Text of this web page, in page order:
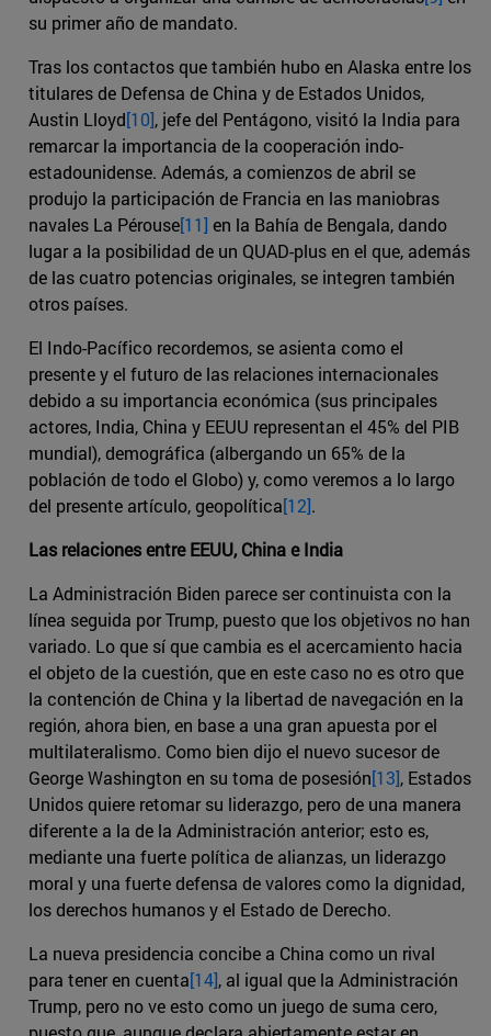
su primer año de mandato.
Tras los contactos que también hubo en Alaska entre los
titulares de Defensa de China y de Estados Unidos,
Austin Lloyd[10], jefe del Pentágono, visitó la India para
remarcar la importancia de la cooperación indo-
estadounidense. Además, a comienzos de abril se
produjo la participación de Francia en las maniobras
navales La Pérouse[11] en la Bahía de Bengala, dando
lugar a la posibilidad de un QUAD-plus en el que, además
de las cuatro potencias originales, se integren también
otros países.
El Indo-Pacífico recordemos, se asienta como el
presente y el futuro de las relaciones internacionales
debido a su importancia económica (sus principales
actores, India, China y EEUU representan el 45% del PIB
mundial), demográfica (albergando un 65% de la
población de todo el Globo) y, como veremos a lo largo
del presente artículo, geopolítica[12].
Las relaciones entre EEUU, China e India
La Administración Biden parece ser continuista con la
línea seguida por Trump, puesto que los objetivos no han
variado. Lo que sí que cambia es el acercamiento hacia
el objeto de la cuestión, que en este caso no es otro que
la contención de China y la libertad de navegación en la
región, ahora bien, en base a una gran apuesta por el
multilateralismo. Como bien dijo el nuevo sucesor de
George Washington en su toma de posesión[13], Estados
Unidos quiere retomar su liderazgo, pero de una manera
diferente a la de la Administración anterior; esto es,
mediante una fuerte política de alianzas, un liderazgo
moral y una fuerte defensa de valores como la dignidad,
los derechos humanos y el Estado de Derecho.
La nueva presidencia concibe a China como un rival
para tener en cuenta[14], al igual que la Administración
Trump, pero no ve esto como un juego de suma cero,